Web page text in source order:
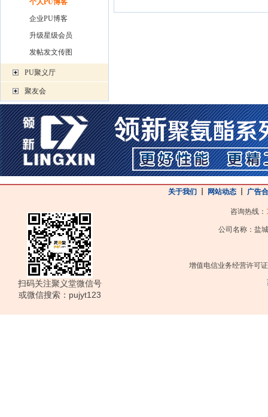
个人PU博客
企业PU博客
升级星级会员
发帖发文传图
PU聚义厅
聚友会
关于我们 ┋ 网站动态 ┋ 广告
扫码关注聚义堂微信号
或微信搜索：pujyt123
咨询热线：
公司名称：盐
增值电信业务经营许可